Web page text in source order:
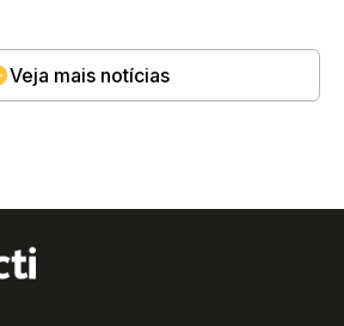
Veja mais notícias